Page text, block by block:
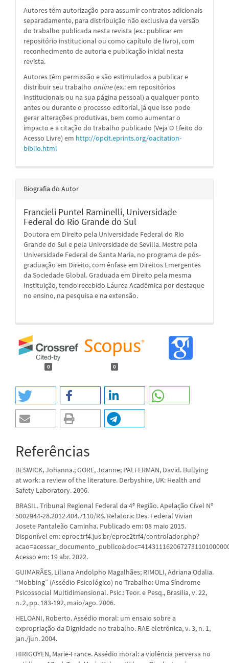
Autores têm autorização para assumir contratos adicionais
separadamente, para distribuição não exclusiva da versão
do trabalho publicada nesta revista (ex.: publicar em
repositório institucional ou como capítulo de livro), com
reconhecimento de autoria e publicação inicial nesta
revista.
Autores têm permissão e são estimulados a publicar e
distribuir seu trabalho online(ex.: em repositórios
institucionais ou na sua página pessoal) a qualquer ponto
antes ou durante o processo editorial, já que isso pode
gerar alterações produtivas, bem como aumentar o
impacto e a citação do trabalho publicado (Veja O Efeito do
Acesso Livre) em http://opcit.eprints.org/oacitation-
biblio.html
Biografia do Autor
Francieli Puntel Raminelli, Universidade
Federal do Rio Grande do Sul
Doutora em Direito pela Universidade Federal do Rio
Grande do Sul e pela Universidade de Sevilla. Mestre pela
Universidade Federal de Santa Maria, no programa de pós-
graduação em Direito, com ênfase em Direitos Emergentes
da Sociedade Global. Graduada em Direito pela mesma
Instituição, tendo recebido Láurea Acadêmica por destaque
no ensino, na pesquisa e na extensão.
0 0
Referências
BESWICK, Johanna.; GORE, Joanne; PALFERMAN, David. Bullying
at work: a review of the literature. Derbyshire, UK: Health and
Safety Laboratory. 2006.
BRASIL. Tribunal Regional Federal da 4ª Região. Apelação Cível Nº
5002944-28.2012.404.7110/RS. Relatora: Des. Federal Vivian
Josete Pantaleão Caminha. Publicado em: 08 maio 2015.
Disponível em: eproc.trf4.jus.br/eproc2trf4/controlador.php?
Acesso em: 19 abr. 2022.
GUIMARÃES, Liliana Andolpho Magalhães; RIMOLI, Adriana Odalia.
“Mobbing” (Assédio Psicológico) no Trabalho: Uma Síndrome
Psicossocial Multidimensional. Psic.: Teor. e Pesq., Brasilia, v. 22,
n. 2, pp. 183-192, maio/ago. 2006.
HELOANI, Roberto. Assédio moral: um ensaio sobre a
expropriação da Dignidade no trabalho. RAE-eletrônica, v. 3, n. 1,
jan./jun. 2004.
HIRIGOYEN, Marie-France. Assédio moral: a violência perversa no